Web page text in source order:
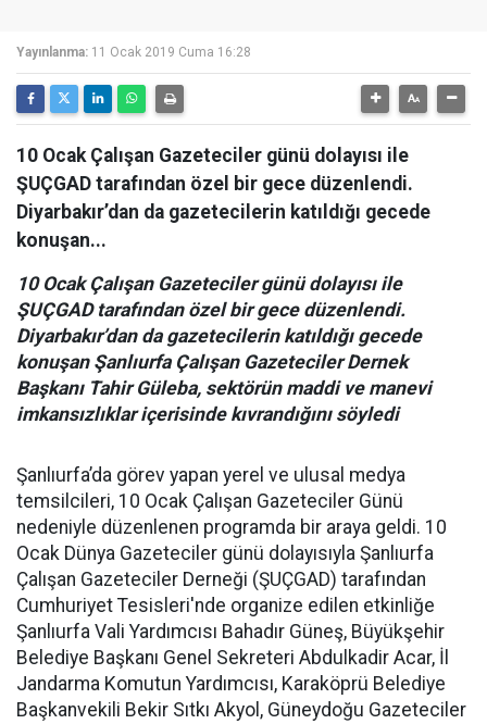
Yayınlanma: 11 Ocak 2019 Cuma 16:28
10 Ocak Çalışan Gazeteciler günü dolayısı ile
ŞUÇGAD tarafından özel bir gece düzenlendi.
Diyarbakır’dan da gazetecilerin katıldığı gecede
konuşan...
10 Ocak Çalışan Gazeteciler günü dolayısı ile
ŞUÇGAD tarafından özel bir gece düzenlendi.
Diyarbakır’dan da gazetecilerin katıldığı gecede
konuşan Şanlıurfa Çalışan Gazeteciler Dernek
Başkanı Tahir Güleba, sektörün maddi ve manevi
imkansızlıklar içerisinde kıvrandığını söyledi
Şanlıurfa’da görev yapan yerel ve ulusal medya
temsilcileri, 10 Ocak Çalışan Gazeteciler Günü
nedeniyle düzenlenen programda bir araya geldi. 10
Ocak Dünya Gazeteciler günü dolayısıyla Şanlıurfa
Çalışan Gazeteciler Derneği (ŞUÇGAD) tarafından
Cumhuriyet Tesisleri'nde organize edilen etkinliğe
Şanlıurfa Vali Yardımcısı Bahadır Güneş, Büyükşehir
Belediye Başkanı Genel Sekreteri Abdulkadir Acar, İl
Jandarma Komutun Yardımcısı, Karaköprü Belediye
Başkanvekili Bekir Sıtkı Akyol, Güneydoğu Gazeteciler